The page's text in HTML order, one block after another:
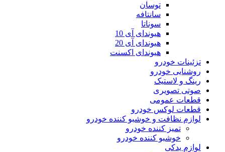
توسان
سانتافه
سوناتا
هیوندای آی 10
هیوندای آی 20
هیوندای اکسنت
تزئینات خودرو
روشنایی خودرو
رینگ و لاستیک
صوتی تصویری
قطعات عمومی
قطعات لوکس خودرو
لوازم نظافت و خوشبو کننده خودرو
تمیز کننده خودرو
خوشبو کننده خودرو
لوازم یدکی